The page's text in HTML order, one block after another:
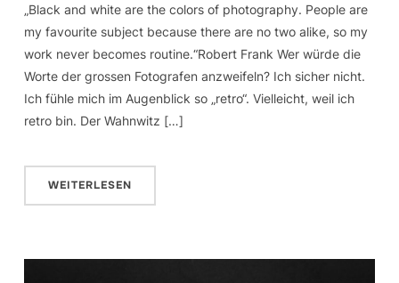
„Black and white are the colors of photography. People are
my favourite subject because there are no two alike, so my
work never becomes routine.“Robert Frank Wer würde die
Worte der grossen Fotografen anzweifeln? Ich sicher nicht.
Ich fühle mich im Augenblick so „retro“. Vielleicht, weil ich
retro bin. Der Wahnwitz […]
WEITERLESEN